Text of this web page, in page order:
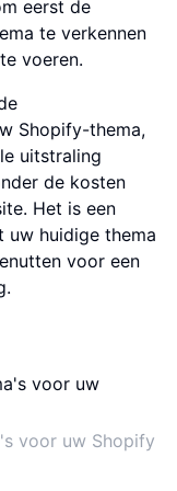
eerst de
te verkennen
voeren.
Shopify-thema,
uitstraling
de kosten
Het is een
uw huidige thema
voor een
voor uw Shopify